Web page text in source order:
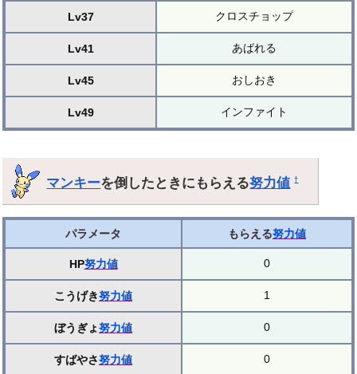
Lv37 クロスチョップ
Lv41 あばれる
Lv45 おしおき
Lv49 インファイト
マンキーを倒したときにもらえる努力値 †
パラメータ もらえる努力値
HP努力値 0
こうげき努力値 1
ぼうぎょ努力値 0
すばやさ努力値 0